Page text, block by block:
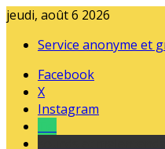
jeudi, août 6 2026
Service anonyme et
Facebook
X
Instagram